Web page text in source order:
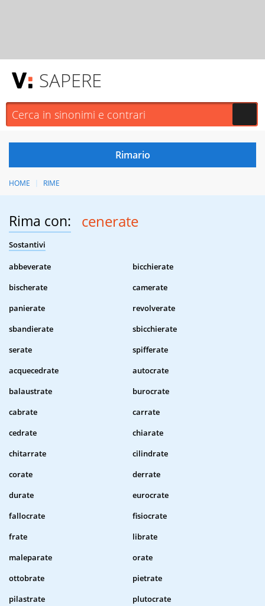
SAPERE
HOME RIME
Rima con: cenerate
Sostantivi
abbeverate
bicchierate
bischerate
camerate
panierate
revolverate
sbandierate
sbicchierate
serate
spifferate
acquecedrate
autocrate
balaustrate
burocrate
cabrate
carrate
cedrate
chiarate
chitarrate
cilindrate
corate
derrate
durate
eurocrate
fallocrate
fisiocrate
frate
librate
maleparate
orate
ottobrate
pietrate
pilastrate
plutocrate